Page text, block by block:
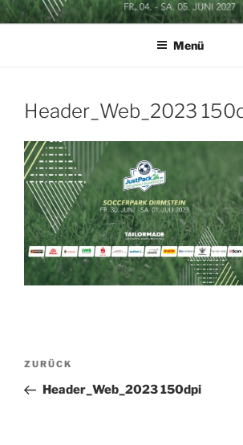
Zum
InhaltSOCCERGOLF
Menü
Header_Web_2023
Beitragsnavigation
Vorheriger
Beitrag
ZURÜCK
Header_Web_2023 150dpi